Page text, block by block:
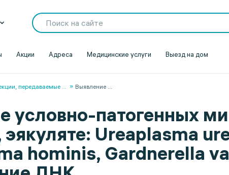
Акции Адреса Медицинские услуги Выезд на дом
передаваемые ... Выявление ...
условно-патогенных
эякуляте: Ureaplasma
hominis, Gardnerella